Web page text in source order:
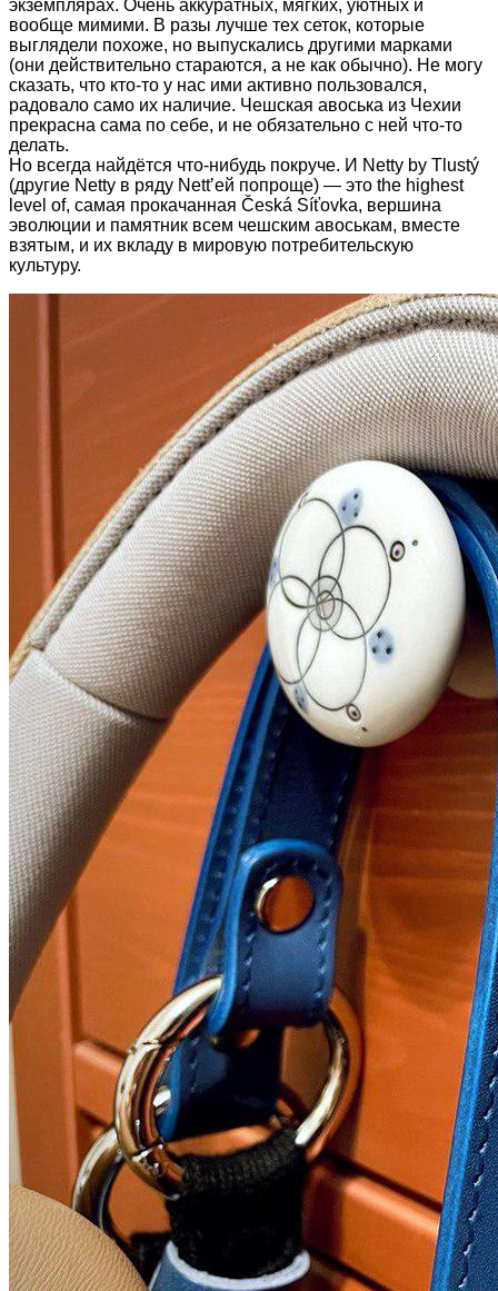
экземплярах. Очень аккуратных, мягких, уютных и
вообще мимими. В разы лучше тех сеток, которые
выглядели похоже, но выпускались другими марками
(они действительно стараются, а не как обычно). Не могу
сказать, что кто-то у нас ими активно пользовался,
радовало само их наличие. Чешская авоська из Чехии
прекрасна сама по себе, и не обязательно с ней что-то
делать.
Но всегда найдётся что-нибудь покруче. И Netty by Tlustý
(другие Netty в ряду Nett’ей попроще) — это the highest
level of, самая прокачанная Česká Síťovka, вершина
эволюции и памятник всем чешским авоськам, вместе
взятым, и их вкладу в мировую потребительскую
культуру.